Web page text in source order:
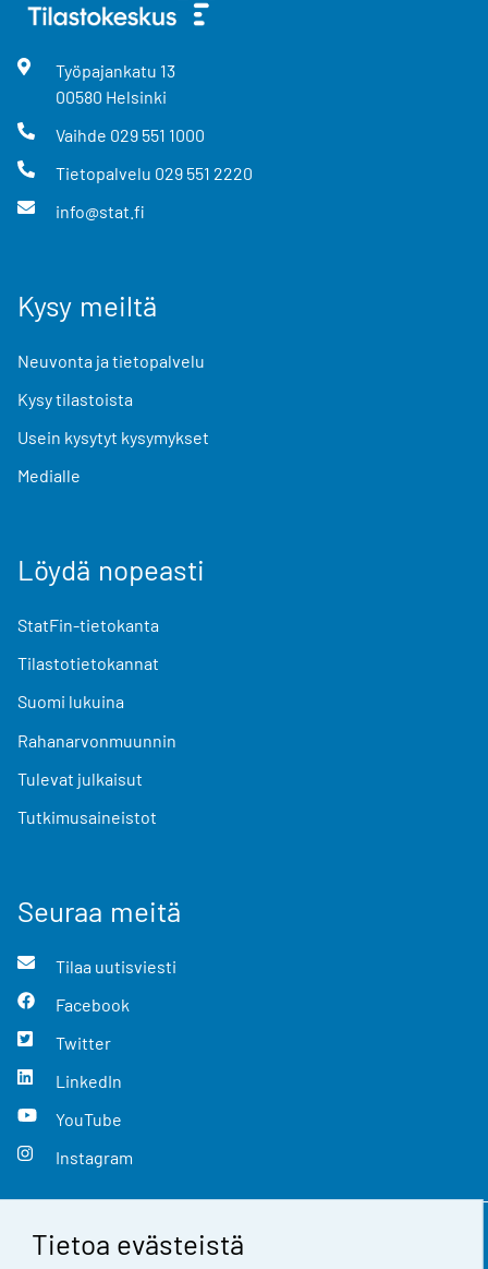
Tietoa evästeistä
Työpajankatu 13
00580 Helsinki
Vaihde 029 551 1000
Tietopalvelu 029 551 2220
info@stat.fi
Kysy meiltä
Neuvonta ja tietopalvelu
Kysy tilastoista
Usein kysytyt kysymykset
Medialle
Löydä nopeasti
StatFin-tietokanta
Tilastotietokannat
Suomi lukuina
Rahanarvonmuunnin
Tulevat julkaisut
Tutkimusaineistot
Seuraa meitä
Tilaa uutisviesti
Facebook
Twitter
LinkedIn
YouTube
Instagram
Yhteystiedot